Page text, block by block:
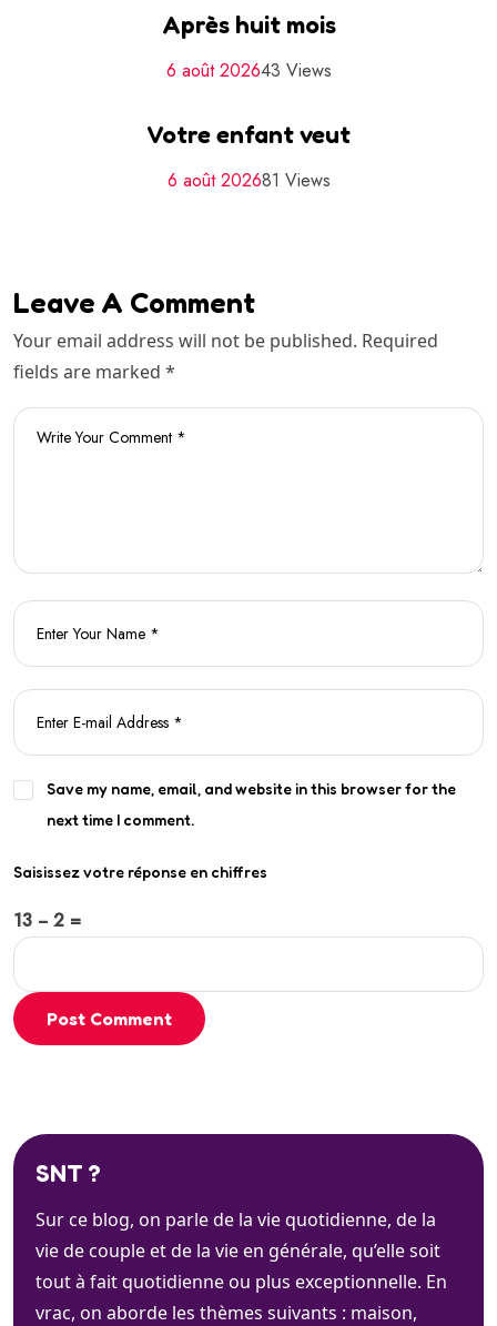
Après huit mois
6 août 202643 Views
Votre enfant veut
6 août 202681 Views
Leave A Comment
Your email address will not be published. Required
fields are marked *
Save my name, email, and website in this browser for the
next time I comment.
Saisissez votre réponse en chiffres
13 − 2 =
Post Comment
SNT ?
Sur ce blog, on parle de la vie quotidienne, de la
vie de couple et de la vie en générale, qu’elle soit
tout à fait quotidienne ou plus exceptionnelle. En
vrac, on aborde les thèmes suivants : maison,